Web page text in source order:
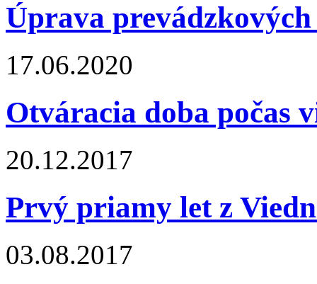
Úprava
17.06.2020
Otváracia doba počas
20.12.2017
Prvý priamy let z
03.08.2017